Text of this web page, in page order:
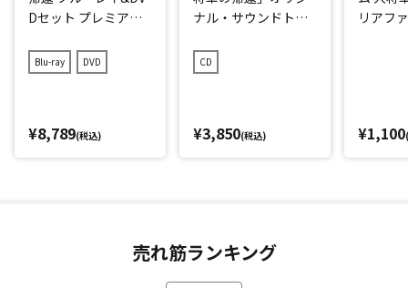
Dセット プレミア
【初回生産限定】
Blu-ray DVD
¥8,789(税込)
ナル・サウンドトラ
CD
¥3,850(税込)
リアフ
¥1,100
売れ筋ランキング